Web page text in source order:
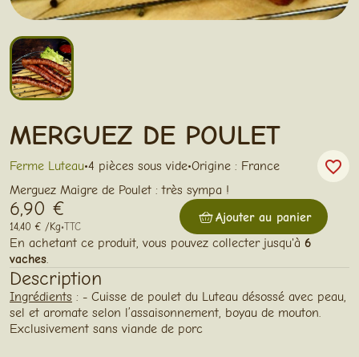
MERGUEZ DE POULET
Ferme Luteau•4 pièces sous vide•Origine : France favorite_border
Merguez Maigre de Poulet : très sympa !
6,90 €
14,40 € /Kg•TTC
Ajouter au panier
En achetant ce produit, vous pouvez collecter jusqu'à 6
vaches.
Description
Ingrédients : - Cuisse de poulet du Luteau désossé avec peau,
sel et aromate selon l’assaisonnement, boyau de mouton.
Exclusivement sans viande de porc